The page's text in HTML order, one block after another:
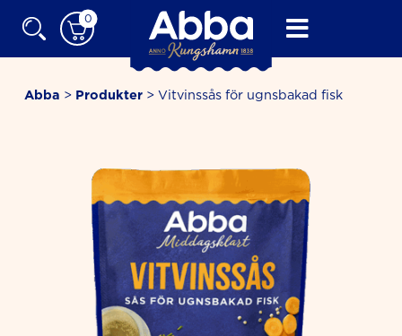
0
Abba > Produkter >Vitvinssås för ugnsbakad fisk